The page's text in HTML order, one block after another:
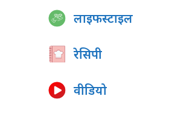
लाइफस्टाइल
रेसिपी
वीडियो